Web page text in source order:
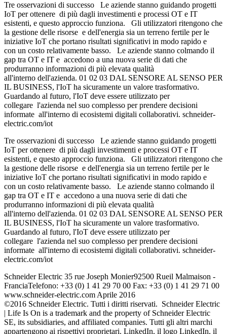
Tre osservazioni di successo Le aziende stanno guidando progetti
IoT per ottenere di più dagli investimenti e processi OT e IT
esistenti, e questo approccio funziona. Gli utilizzatori ritengono che
la gestione delle risorse e dell'energia sia un terreno fertile per le
iniziative IoT che portano risultati significativi in modo rapido e
con un costo relativamente basso. Le aziende stanno colmando il
gap tra OT e IT e accedono a una nuova serie di dati che
produrranno informazioni di più elevata qualità
all'interno dell'azienda. 01 02 03 DAL SENSORE AL SENSO PER
IL BUSINESS, l'IoT ha sicuramente un valore trasformativo.
Guardando al futuro, l'IoT deve essere utilizzato per
collegare l'azienda nel suo complesso per prendere decisioni
informate all'interno di ecosistemi digitali collaborativi. schneider-
electric.com/iot
Tre osservazioni di successo Le aziende stanno guidando progetti
IoT per ottenere di più dagli investimenti e processi OT e IT
esistenti, e questo approccio funziona. Gli utilizzatori ritengono che
la gestione delle risorse e dell'energia sia un terreno fertile per le
iniziative IoT che portano risultati significativi in modo rapido e
con un costo relativamente basso. Le aziende stanno colmando il
gap tra OT e IT e accedono a una nuova serie di dati che
produrranno informazioni di più elevata qualità
all'interno dell'azienda. 01 02 03 DAL SENSORE AL SENSO PER
IL BUSINESS, l'IoT ha sicuramente un valore trasformativo.
Guardando al futuro, l'IoT deve essere utilizzato per
collegare l'azienda nel suo complesso per prendere decisioni
informate all'interno di ecosistemi digitali collaborativi. schneider-
electric.com/iot
Schneider Electric 35 rue Joseph Monier92500 Rueil Malmaison -
FranciaTelefono: +33 (0) 1 41 29 70 00 Fax: +33 (0) 1 41 29 71 00
www.schneider-electric.com Aprile 2016
©2016 Schneider Electric. Tutti i diritti riservati. Schneider Electric
| Life Is On is a trademark and the property of Schneider Electric
SE, its subsidiaries, and affiliated companies. Tutti gli altri marchi
appartengono ai rispettivi proprietari. LinkedIn, il logo LinkedIn, il